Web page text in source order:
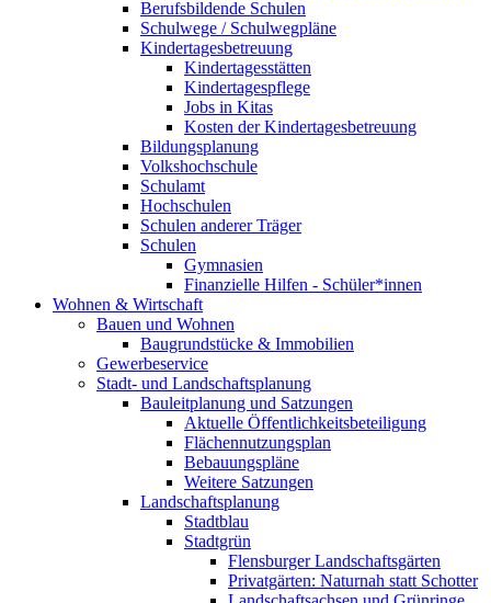
Berufsbildende Schulen
Schulwege / Schulwegpläne
Kindertagesbetreuung
Kindertagesstätten
Kindertagespflege
Jobs in Kitas
Kosten der Kindertagesbetreuung
Bildungsplanung
Volkshochschule
Schulamt
Hochschulen
Schulen anderer Träger
Schulen
Gymnasien
Finanzielle Hilfen - Schüler*innen
Wohnen & Wirtschaft
Bauen und Wohnen
Baugrundstücke & Immobilien
Gewerbeservice
Stadt- und Landschaftsplanung
Bauleitplanung und Satzungen
Aktuelle Öffentlichkeitsbeteiligung
Flächennutzungsplan
Bebauungspläne
Weitere Satzungen
Landschaftsplanung
Stadtblau
Stadtgrün
Flensburger Landschaftsgärten
Privatgärten: Naturnah statt Schotter